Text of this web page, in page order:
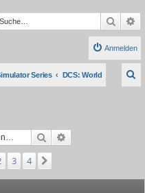
Suche
Anmelden
Series DCS: World
Suche
3 4